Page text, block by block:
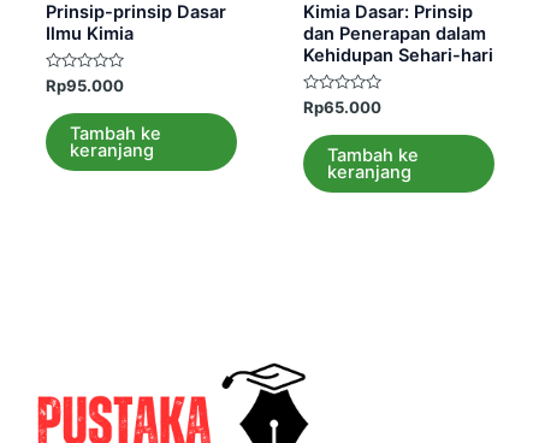
Prinsip-prinsip Dasar
Ilmu Kimia
Dinilai
dari
5
Rp95.000
Tambah ke
keranjang
Kimia Dasar: Prinsip
dan Penerapan dalam
Kehidupan Sehari-hari
Dinilai
dari
5
Rp65.000
Tambah ke
keranjang